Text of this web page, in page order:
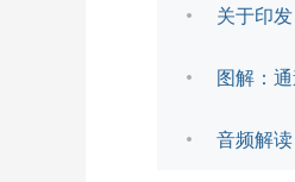
关于印
图解：
音频解